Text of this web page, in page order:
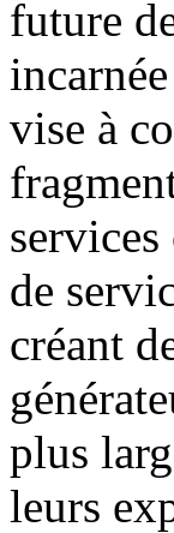
future
vise à
de
créant
plus
leurs